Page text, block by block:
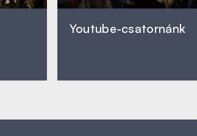
Youtube-csatornánk